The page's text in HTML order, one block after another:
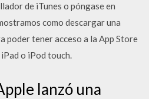
de iTunes o póngase en
como descargar una
poder tener acceso a la App Store
o iPod touch.
lanzó una